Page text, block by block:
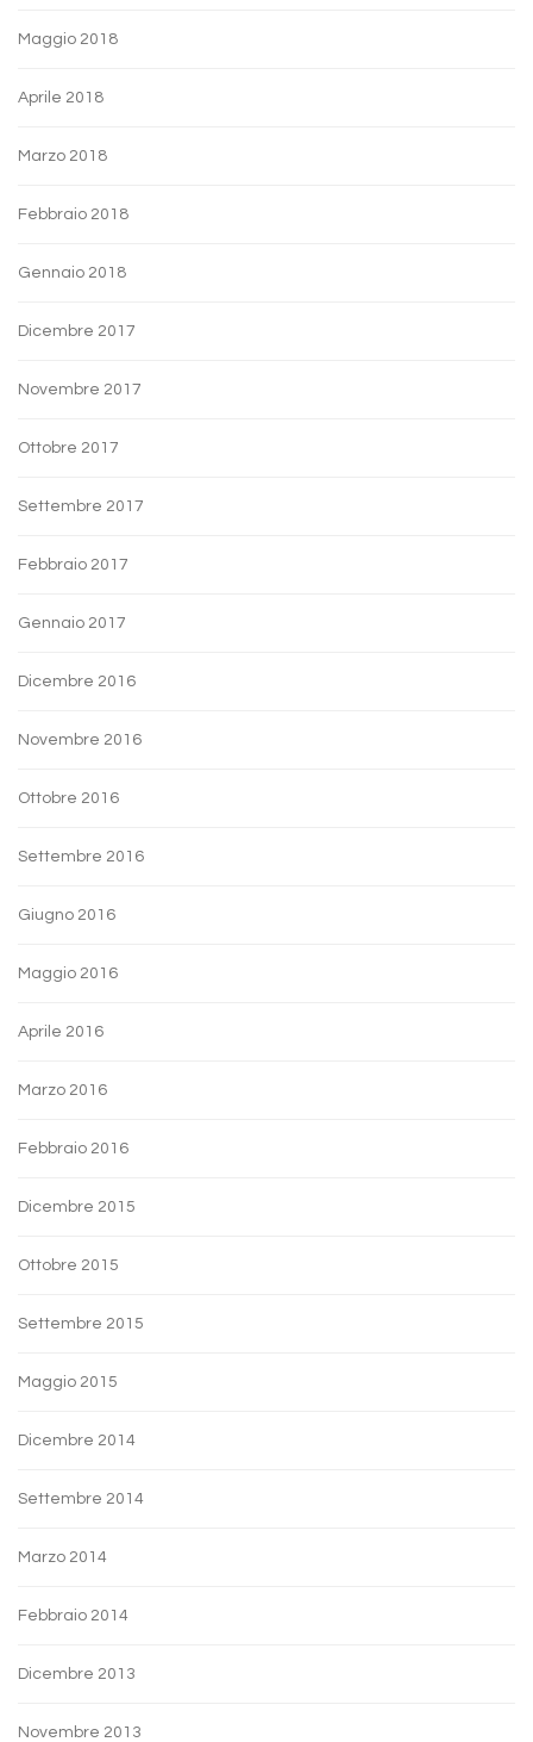
Maggio 2018
Aprile 2018
Marzo 2018
Febbraio 2018
Gennaio 2018
Dicembre 2017
Novembre 2017
Ottobre 2017
Settembre 2017
Febbraio 2017
Gennaio 2017
Dicembre 2016
Novembre 2016
Ottobre 2016
Settembre 2016
Giugno 2016
Maggio 2016
Aprile 2016
Marzo 2016
Febbraio 2016
Dicembre 2015
Ottobre 2015
Settembre 2015
Maggio 2015
Dicembre 2014
Settembre 2014
Marzo 2014
Febbraio 2014
Dicembre 2013
Novembre 2013